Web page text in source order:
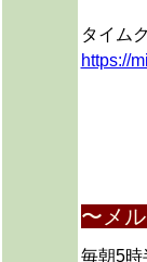
タイム
https://
〜メ
毎朝5時